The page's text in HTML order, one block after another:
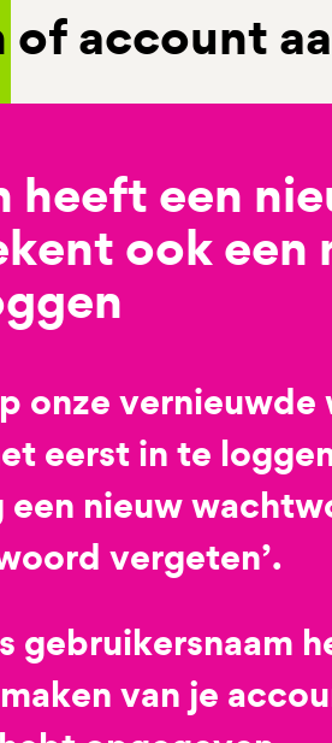
of account
heeft een
ook een
onze vernieuwde
eerst in te
een nieuw
vergeten’.
gebruikersnaam
van je